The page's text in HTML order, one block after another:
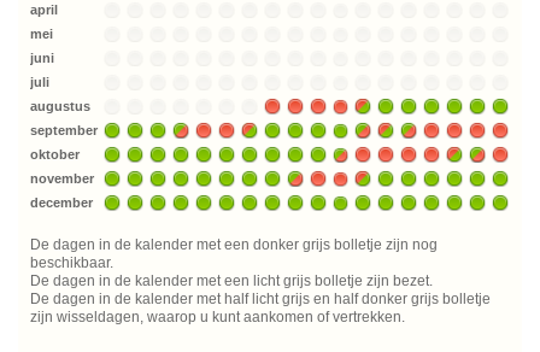
april
mei
juni
juli
augustus
september
oktober
november
december
De dagen in de kalender met een donker grijs bolletje zijn nog
beschikbaar.
De dagen in de kalender met een licht grijs bolletje zijn bezet.
De dagen in de kalender met half licht grijs en half donker grijs bolletje
zijn wisseldagen, waarop u kunt aankomen of vertrekken.